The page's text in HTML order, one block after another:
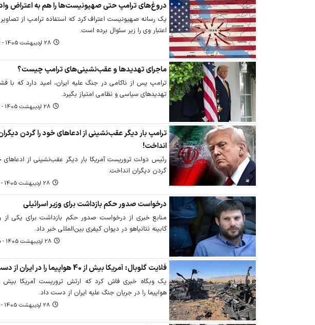
دروغ‌های ترامپ حتی صهیونیست‌ها را هم به اعتراض
یک رسانه صهیونیست اعتراف کرد که استفاده ترامپ از
اعتبار وی را زیر سئوال برده است.
28 ارديبهشت 1405 - 23:04
ماجرای تهدیدها و عقب‌نشینی‌های ترامپ چیست؟
ترامپ پس از ناکامی در جنگ علیه ایران، امید دارد که با
تهدیدهای سیاسی و نظامی امتیاز بگیرد.
28 ارديبهشت 1405 - 23:02
ترامپ بار دیگر عقب‌نشینی از ادعاهای خود را گردن
انداخت!
رئیس دولت تروریست آمریکا بار دیگر عقب‌نشینی از ادعاهای
گردن دیگران انداخت.
28 ارديبهشت 1405 - 22:49
درخواست صدور حکم بازداشت برای وزیر اسرائیلی
منابع خبری از درخواست صدور حکم بازداشت برای یکی از
کابینه نتانیاهو در دیوان کیفری بین‌المللی خبر داد.
28 ارديبهشت 1405 - 22:35
فلایت گلوبال: آمریکا بیش از 40 هواپیما را در ایران از دست داد
هواپیما را در جریان جنگ علیه ایران از دست داد.
28 ارديبهشت 1405 - 22:22